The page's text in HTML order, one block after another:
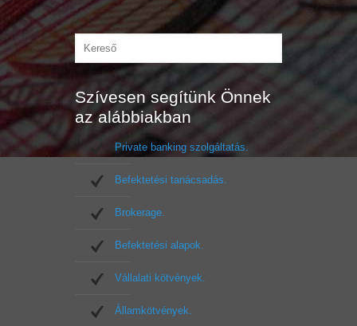
Szívesen segítünk Önnek
az alábbiakban
Private banking szolgáltatás.
Befektetési tanácsadás.
Brokerage.
Befektetési alapok.
Vállalati kötvények.
Államkötvények.